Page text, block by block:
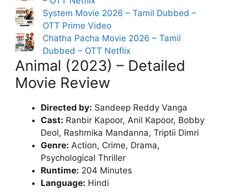
System Movie 2026 – Tamil Dubbed –
OTT Prime Video
Chatha Pacha Movie 2026 – Tamil
Dubbed – OTT Netflix
Animal (2023) – Detailed
Movie Review
Directed by: Sandeep Reddy Vanga
Cast: Ranbir Kapoor, Anil Kapoor, Bobby
Deol, Rashmika Mandanna, Triptii Dimri
Genre: Action, Crime, Drama,
Psychological Thriller
Runtime: 204 Minutes
Language: Hindi